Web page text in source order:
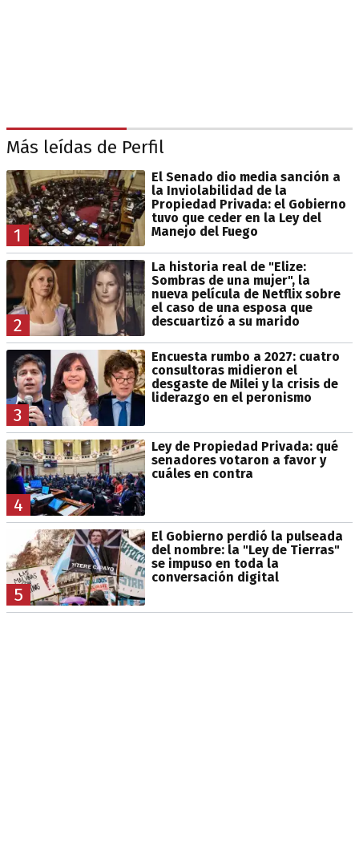
Más leídas de Perfil
1
El Senado dio media sanción a
la Inviolabilidad de la
Propiedad Privada: el Gobierno
tuvo que ceder en la Ley del
Manejo del Fuego
2
La historia real de "Elize:
Sombras de una mujer", la
nueva película de Netflix sobre
el caso de una esposa que
descuartizó a su marido
3
Encuesta rumbo a 2027: cuatro
consultoras midieron el
desgaste de Milei y la crisis de
liderazgo en el peronismo
4
Ley de Propiedad Privada: qué
senadores votaron a favor y
cuáles en contra
5
El Gobierno perdió la pulseada
del nombre: la "Ley de Tierras"
se impuso en toda la
conversación digital